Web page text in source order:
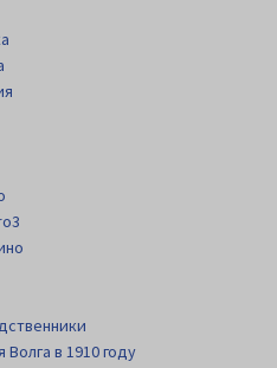
Волга в 1910 году